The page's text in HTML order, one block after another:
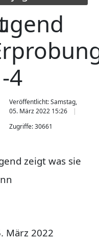
4
Veröffentlicht: Samstag,
05. März 2022 15:26
Zugriffe: 30661
zeigt was sie
März 2022